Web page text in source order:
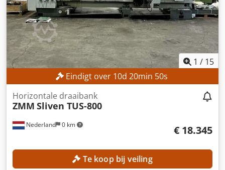
1 / 15
Eindigt over 10d 20min 48s
Nederland 0 km
Horizontale draaibank
ZMM Sliven TUS-800
€ 18.345
Te koop bij veiling